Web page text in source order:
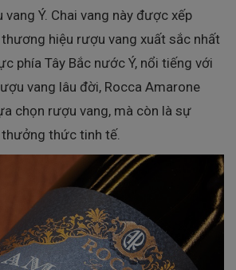
Ý. Chai vang này được xếp
hiệu rượu vang xuất sắc nhất
phía Tây Bắc nước Ý, nổi tiếng với
vang lâu đời, Rocca Amarone
chọn rượu vang, mà còn là sự
thức tinh tế.